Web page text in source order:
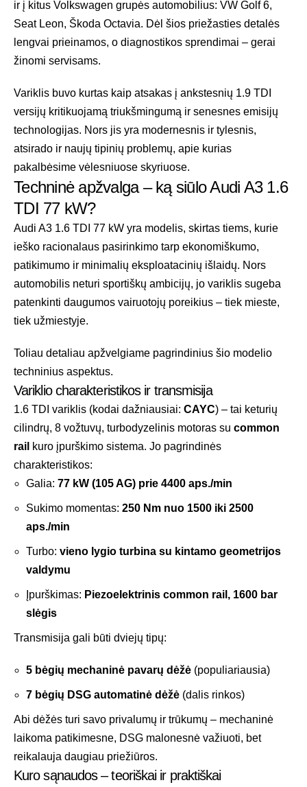
ir į kitus Volkswagen grupės automobilius: VW Golf 6,
Seat Leon, Škoda Octavia. Dėl šios priežasties detalės
lengvai prieinamos, o diagnostikos sprendimai – gerai
žinomi servisams.
Variklis buvo kurtas kaip atsakas į ankstesnių 1.9 TDI
versijų kritikuojamą triukšmingumą ir senesnes emisijų
technologijas. Nors jis yra modernesnis ir tylesnis,
atsirado ir naujų tipinių problemų, apie kurias
pakalbėsime vėlesniuose skyriuose.
Techninė apžvalga – ką siūlo Audi A3 1.6
TDI 77 kW?
Audi A3 1.6 TDI 77 kW yra modelis, skirtas tiems, kurie
ieško racionalaus pasirinkimo tarp ekonomiškumo,
patikimumo ir minimalių eksploatacinių išlaidų. Nors
automobilis neturi sportiškų ambicijų, jo variklis sugeba
patenkinti daugumos vairuotojų poreikius – tiek mieste,
tiek užmiestyje.
Toliau detaliau apžvelgiame pagrindinius šio modelio
techninius aspektus.
Variklio charakteristikos ir transmisija
1.6 TDI variklis (kodai dažniausiai: CAYC) – tai keturių
cilindrų, 8 vožtuvų, turbodyzelinis motoras su common
rail kuro įpurškimo sistema. Jo pagrindinės
charakteristikos:
Galia: 77 kW (105 AG) prie 4400 aps./min
Sukimo momentas: 250 Nm nuo 1500 iki 2500
aps./min
Turbo: vieno lygio turbina su kintamo geometrijos
valdymu
Įpurškimas: Piezoelektrinis common rail, 1600 bar
slėgis
Transmisija gali būti dviejų tipų:
5 bėgių mechaninė pavarų dėžė (populiariausia)
7 bėgių DSG automatinė dėžė (dalis rinkos)
Abi dėžės turi savo privalumų ir trūkumų – mechaninė
laikoma patikimesne, DSG malonesnė važiuoti, bet
reikalauja daugiau priežiūros.
Kuro sąnaudos – teoriškai ir praktiškai